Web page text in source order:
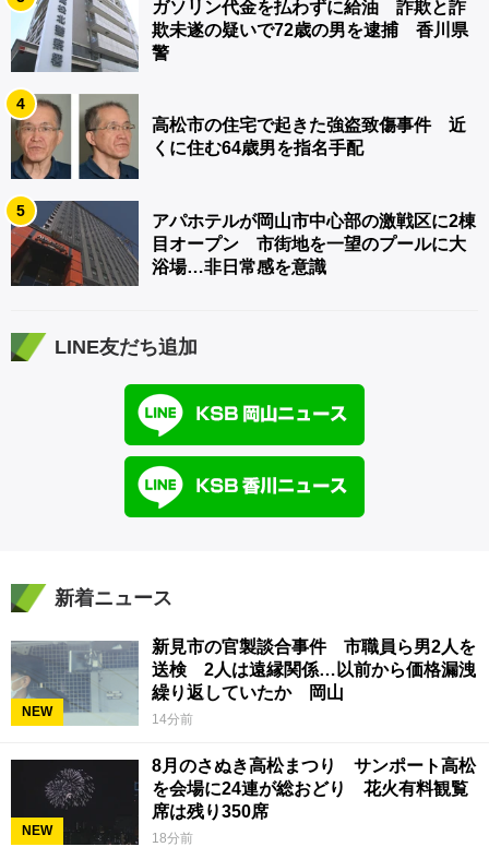
ガソリン代金を払わずに給油 詐欺と詐
欺未遂の疑いで72歳の男を逮捕 香川県
警
4
高松市の住宅で起きた強盗致傷事件 近
くに住む64歳男を指名手配
5
アパホテルが岡山市中心部の激戦区に2棟
目オープン 市街地を一望のプールに大
浴場…非日常感を意識
LINE友だち追加
新着ニュース
NEW
新見市の官製談合事件 市職員ら男2人を
送検 2人は遠縁関係…以前から価格漏洩
繰り返していたか 岡山
14分前
NEW
8月のさぬき高松まつり サンポート高松
を会場に24連が総おどり 花火有料観覧
席は残り350席
18分前